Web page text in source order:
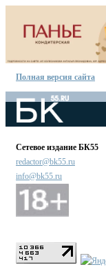
Полная версия сайта
Сетевое издание БК55
redactor@bk55.ru
info@bk55.ru